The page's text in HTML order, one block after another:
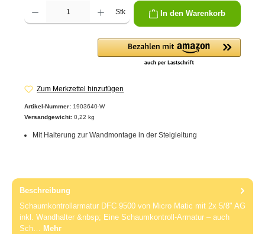
Produkt Anzahl: Gib den gewünschten Wert ein oder benutze die Schaltflächen um
Stk In den Warenkorb
Zum Merkzettel hinzufügen
Artikel-Nummer: 1903640-W
Versandgewicht: 0,22 kg
Mit Halterung zur Wandmontage in der Steigleitung
Beschreibung
Schaumkontrollarmatur DFC 9500 von Micro Matic mit 2x 5/8" AG
inkl. Wandhalter &nbsp; Eine Schaumkontroll-Armatur – auch
Sch… Mehr